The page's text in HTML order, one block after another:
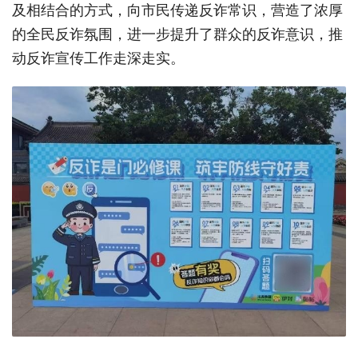
及相结合的方式，向市民传递反诈常识，营造了浓厚
的全民反诈氛围，进一步提升了群众的反诈意识，推
动反诈宣传工作走深走实。